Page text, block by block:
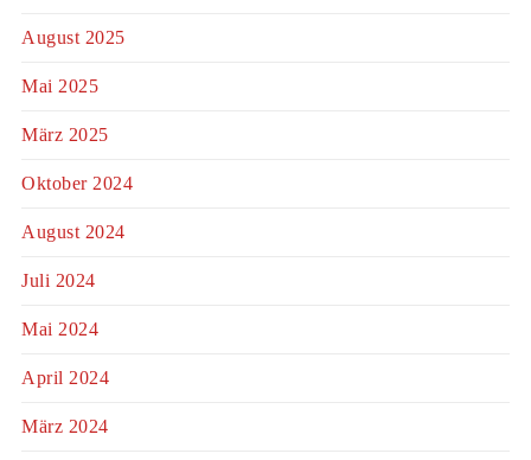
August 2025
Mai 2025
März 2025
Oktober 2024
August 2024
Juli 2024
Mai 2024
April 2024
März 2024